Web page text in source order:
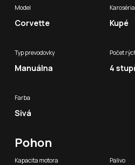
Model
Corvette
Karoséria
Kupé
Typ prevodovky
Manuálna
Počet
4
Farba
Sivá
Pohon
Kapacita motora Palivo